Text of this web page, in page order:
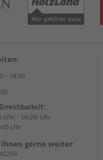
– 18:00
Uhr - 16:00 Uhr
Uhr
gerne weiter